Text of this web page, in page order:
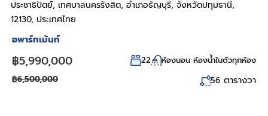
ประชาธิปัตย์, เทศบาลนครรังสิต, อำเภอธัญบุรี, จังหวัดปทุมธานี,
12130, ประเทศไทย
อพาร์ทเม้นท์
฿5,990,000
฿6,500,000
22
ห้องนอน ห้องน้ำในตัวทุกห้อง
56 ตารางวา